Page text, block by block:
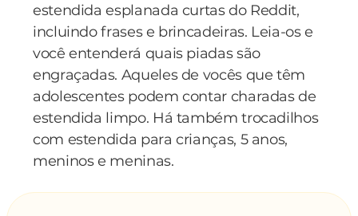
estendida esplanada curtas do Reddit,
incluindo frases e brincadeiras. Leia-os e
você entenderá quais piadas são
engraçadas. Aqueles de vocês que têm
adolescentes podem contar charadas de
estendida limpo. Há também trocadilhos
com estendida para crianças, 5 anos,
meninos e meninas.